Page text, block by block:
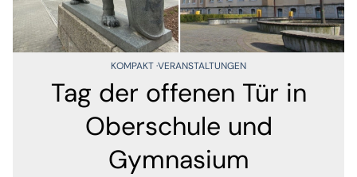
KOMPAKT VERANSTALTUNGEN
Tag der offenen Tür in
Oberschule und
Gymnasium